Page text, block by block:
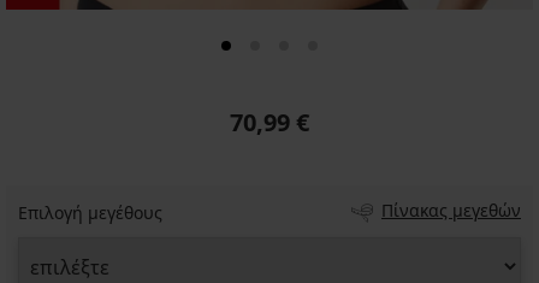
70,99 €
Επιλογή μεγέθους Πίνακας μεγεθών